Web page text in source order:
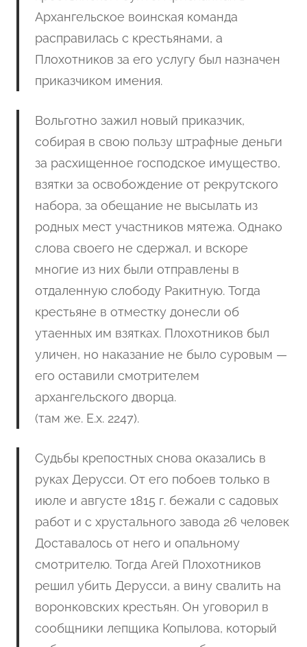
Архангельское воинская команда
расправилась с крестьянами, а
Плохотников за его услугу был назначен
приказчиком имения.
Вольготно зажил новый приказчик,
собирая в свою пользу штрафные деньги
за расхищенное господское имущество,
взятки за освобождение от рекрутского
набора, за обещание не высылать из
родных мест участников мятежа. Однако
слова своего не сдержал, и вскоре
многие из них были отправлены в
отдаленную слободу Ракитную. Тогда
крестьяне в отместку донесли об
утаенных им взятках. Плохотников был
уличен, но наказание не было суровым —
его оставили смотрителем
архангельского дворца.
(там же. Е.х. 2247).
Судьбы крепостных снова оказались в
руках Дерусси. От его побоев только в
июле и августе 1815 г. бежали с садовых
работ и с хрустального завода 26 человек
Доставалось от него и опальному
смотрителю. Тогда Агей Плохотников
решил убить Дерусси, а вину свалить на
воронковских крестьян. Он уговорил в
сообщники лепщика Копылова, который